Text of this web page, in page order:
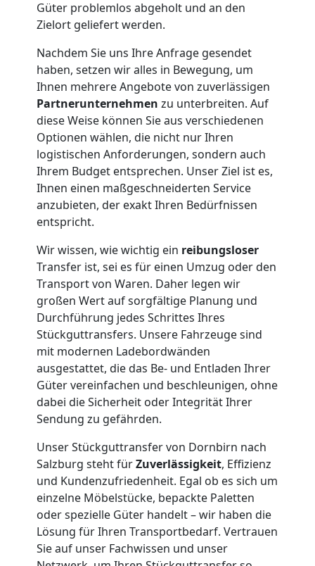
Güter problemlos abgeholt und an den
Zielort geliefert werden.
Nachdem Sie uns Ihre Anfrage gesendet
haben, setzen wir alles in Bewegung, um
Ihnen mehrere Angebote von zuverlässigen
Partnerunternehmen zu unterbreiten. Auf
diese Weise können Sie aus verschiedenen
Optionen wählen, die nicht nur Ihren
logistischen Anforderungen, sondern auch
Ihrem Budget entsprechen. Unser Ziel ist es,
Ihnen einen maßgeschneiderten Service
anzubieten, der exakt Ihren Bedürfnissen
entspricht.
Wir wissen, wie wichtig ein reibungsloser
Transfer ist, sei es für einen Umzug oder den
Transport von Waren. Daher legen wir
großen Wert auf sorgfältige Planung und
Durchführung jedes Schrittes Ihres
Stückguttransfers. Unsere Fahrzeuge sind
mit modernen Ladebordwänden
ausgestattet, die das Be- und Entladen Ihrer
Güter vereinfachen und beschleunigen, ohne
dabei die Sicherheit oder Integrität Ihrer
Sendung zu gefährden.
Unser Stückguttransfer von Dornbirn nach
Salzburg steht fürZuverlässigkeit, Effizienz
und Kundenzufriedenheit. Egal ob es sich um
einzelne Möbelstücke, bepackte Paletten
oder spezielle Güter handelt – wir haben die
Lösung für Ihren Transportbedarf. Vertrauen
Sie auf unser Fachwissen und unser
Dornbirn
Umzug
und
Lagerung
Dornbirn
Full-
Service-
Umzug
Dornbirn
Qualitäts-
Umzüge
Dornbirn
Vereinsumzug